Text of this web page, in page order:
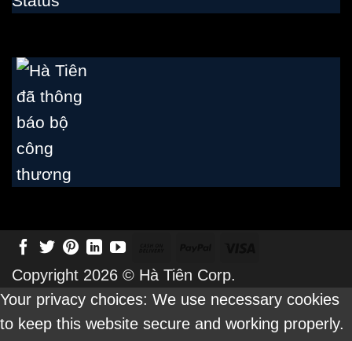
On
Delivery
Copyright 2026 © Hà Tiên Corp.
Your privacy choices: We use necessary cookies
to keep this website secure and working properly.